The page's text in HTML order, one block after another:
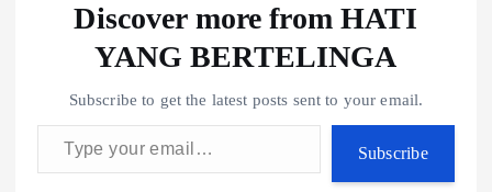
Discover more from HATI
YANG BERTELINGA
Subscribe to get the latest posts sent to your email.
Type your email…
Subscribe